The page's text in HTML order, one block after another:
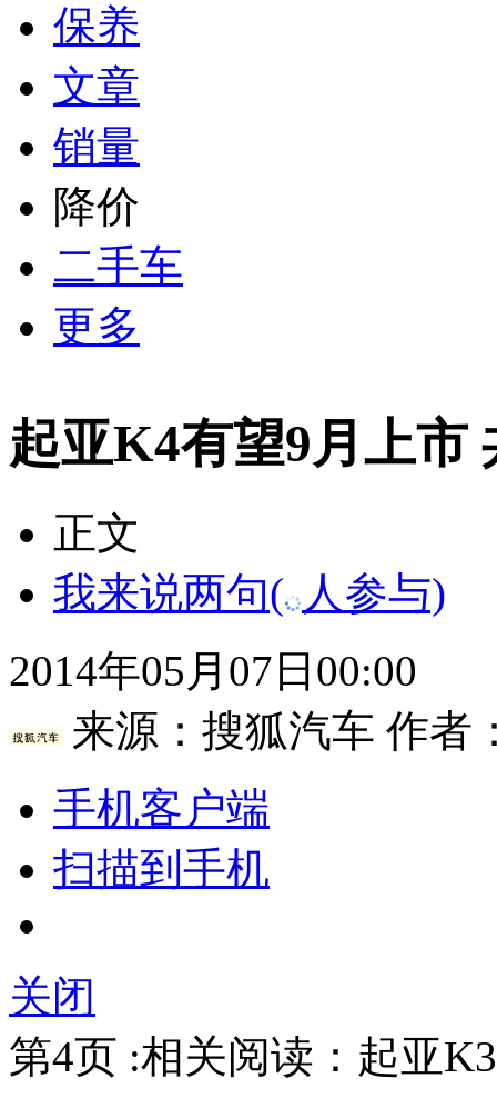
保养
文章
销量
降价
二手车
更多
起亚K4有望9月上市
正文
我来说两句( 人参与)
2014年05月07日00:00
来源： 搜狐汽车 作者
手机客户端
扫描到手机
关闭
第4页 :相关阅读：起亚